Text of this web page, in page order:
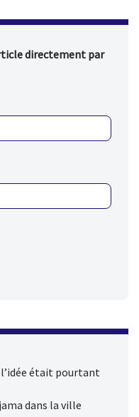
directement par
l’idée était pourtant
dans la ville